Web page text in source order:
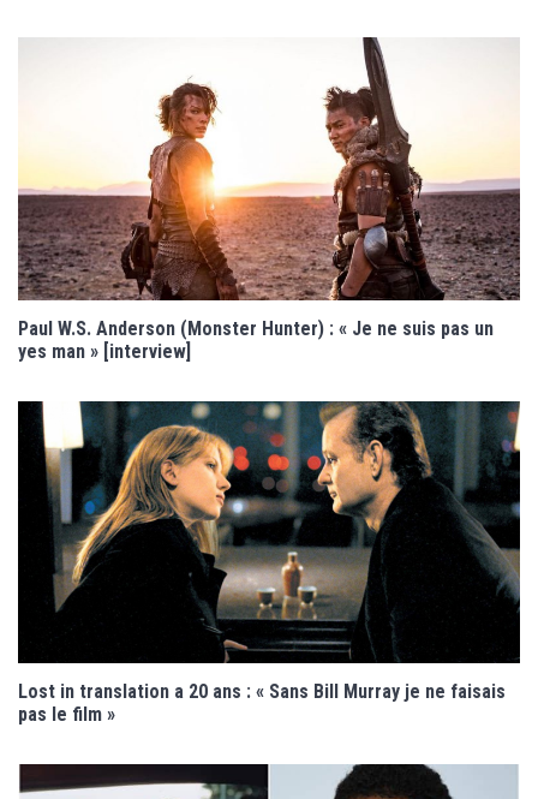
Paul W.S. Anderson (Monster Hunter) : « Je ne suis pas un
yes man » [interview]
Lost in translation a 20 ans : « Sans Bill Murray je ne faisais
pas le film »